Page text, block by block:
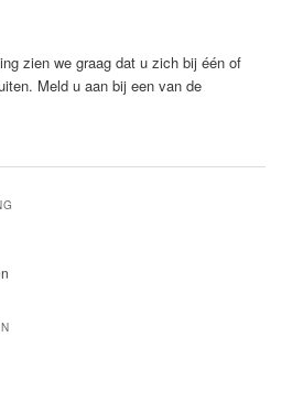
zien we graag dat u zich bij één of
Meld u aan bij een van de